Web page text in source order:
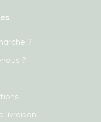
?
?
livraison